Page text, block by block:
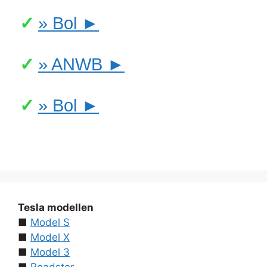
» Bol ►
» ANWB ►
» Bol ►
Tesla modellen
■ Model S
■ Model X
■ Model 3